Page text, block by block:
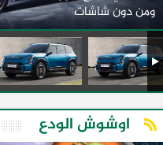
ومن دون شاشات
اوشوش الودع